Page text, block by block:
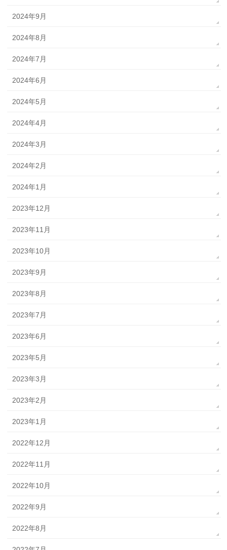
2024年9月
2024年8月
2024年7月
2024年6月
2024年5月
2024年4月
2024年3月
2024年2月
2024年1月
2023年12月
2023年11月
2023年10月
2023年9月
2023年8月
2023年7月
2023年6月
2023年5月
2023年3月
2023年2月
2023年1月
2022年12月
2022年11月
2022年10月
2022年9月
2022年8月